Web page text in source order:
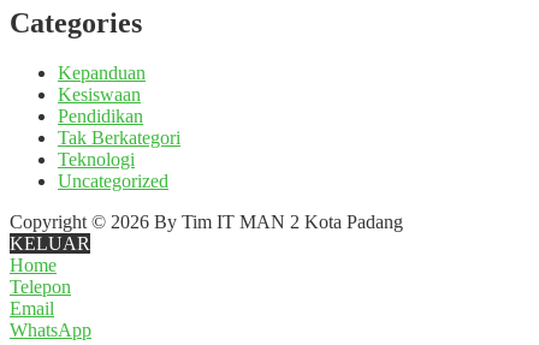
Categories
Kepanduan
Kesiswaan
Pendidikan
Tak Berkategori
Teknologi
Uncategorized
Copyright © 2026 By Tim IT MAN 2 Kota Padang
KELUAR
Home
Telepon
Email
WhatsApp